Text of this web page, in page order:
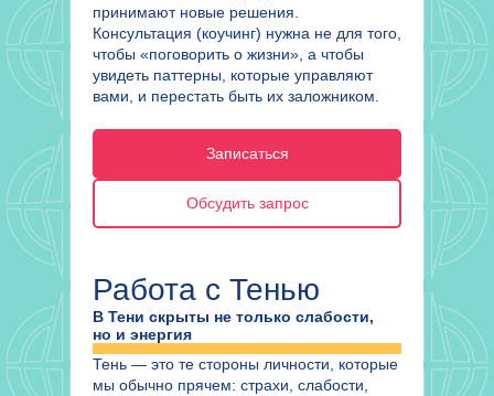
принимают новые решения.
Консультация (коучинг) нужна не для того,
чтобы «поговорить о жизни», а чтобы
увидеть паттерны, которые управляют
вами, и перестать быть их заложником.
Записаться
Обсудить запрос
Работа с Тенью
В Тени скрыты не только слабости,
но и энергия
Тень — это те стороны личности, которые
мы обычно прячем: страхи, слабости,